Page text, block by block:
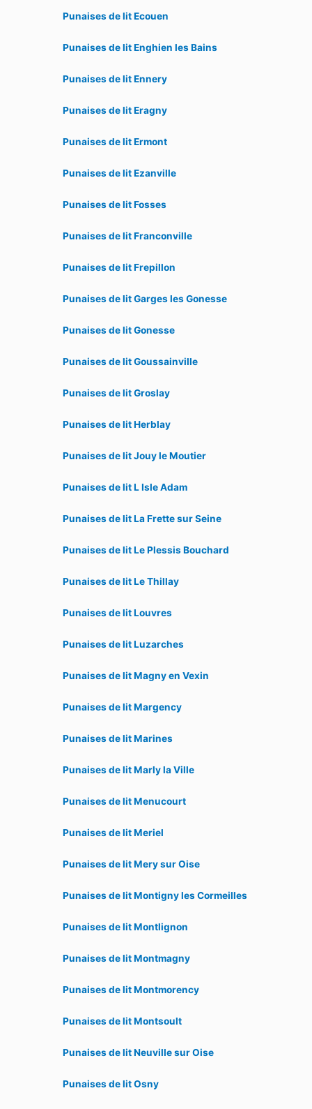
Punaises de lit Ecouen
Punaises de lit Enghien les Bains
Punaises de lit Ennery
Punaises de lit Eragny
Punaises de lit Ermont
Punaises de lit Ezanville
Punaises de lit Fosses
Punaises de lit Franconville
Punaises de lit Frepillon
Punaises de lit Garges les Gonesse
Punaises de lit Gonesse
Punaises de lit Goussainville
Punaises de lit Groslay
Punaises de lit Herblay
Punaises de lit Jouy le Moutier
Punaises de lit L Isle Adam
Punaises de lit La Frette sur Seine
Punaises de lit Le Plessis Bouchard
Punaises de lit Le Thillay
Punaises de lit Louvres
Punaises de lit Luzarches
Punaises de lit Magny en Vexin
Punaises de lit Margency
Punaises de lit Marines
Punaises de lit Marly la Ville
Punaises de lit Menucourt
Punaises de lit Meriel
Punaises de lit Mery sur Oise
Punaises de lit Montigny les Cormeilles
Punaises de lit Montlignon
Punaises de lit Montmagny
Punaises de lit Montmorency
Punaises de lit Montsoult
Punaises de lit Neuville sur Oise
Punaises de lit Osny